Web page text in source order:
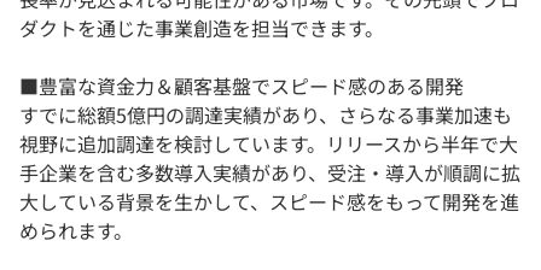
ダクトを通じた事業創造を担当できます。
■豊富な資金力＆顧客基盤でスピード感のある開発
すでに総額5億円の調達実績があり、さらなる事業加速も
視野に追加調達を検討しています。リリースから半年で大
手企業を含む多数導入実績があり、受注・導入が順調に拡
大している背景を生かして、スピード感をもって開発を進
められます。